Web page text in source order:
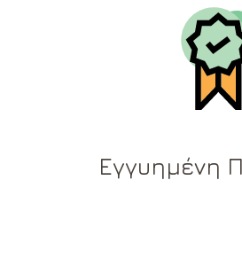
Εγγυημένη